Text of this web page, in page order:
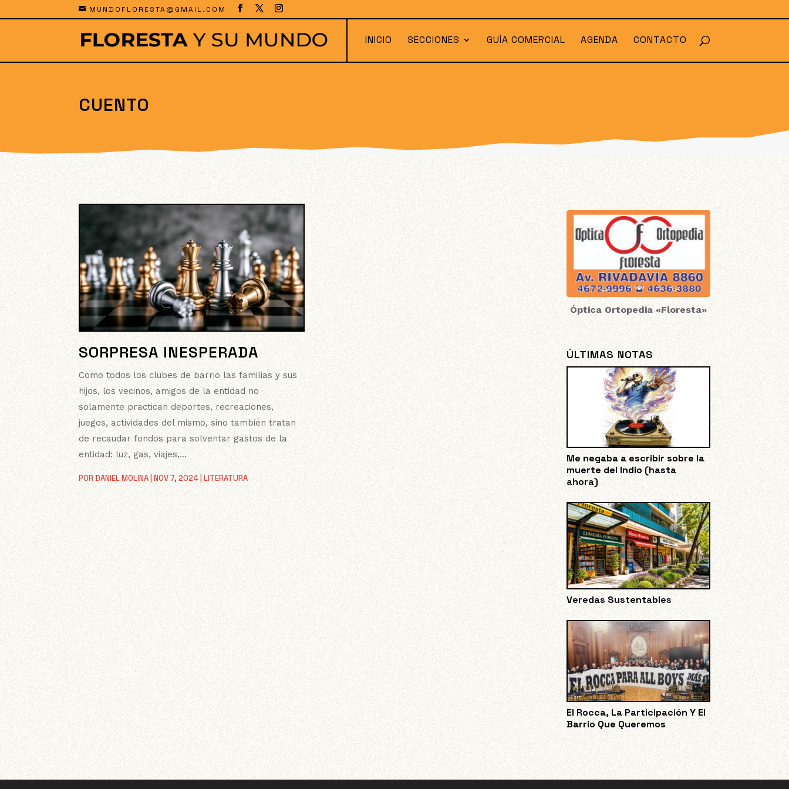
MUNDOFLORESTA@GMAIL.COM
INICIO SECCIONES GUÍA COMERCIAL AGENDA CONTACTO
CUENTO
SORPRESA INESPERADA
PORDANIEL MOLINA |NOV 7, 2024 |LITERATURA
Como todos los clubes de barrio las familias y sus
hijos, los vecinos, amigos de la entidad no
solamente practican deportes, recreaciones,
juegos, actividades del mismo, sino también tratan
de recaudar fondos para solventar gastos de la
entidad: luz, gas, viajes,...
Óptica Ortopedia «Floresta»
ÚLTIMAS NOTAS
Me negaba a escribir sobre la
muerte del Indio (hasta
ahora)
Veredas Sustentables
El Rocca, La Participación Y El
Barrio Que Queremos